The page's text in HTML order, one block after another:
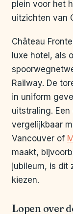
plein voor het
uitzichten van
Château
luxe hotel, als
Railway. De
in uniform
uitstraling.
vergelijkbaar
Vancouver of
maakt,
jubileum, is dit
kiezen.
Lopen over